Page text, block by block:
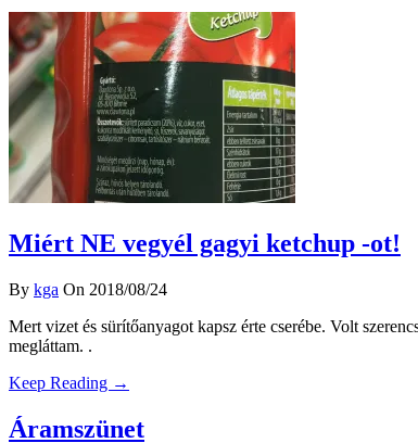
Miért NE vegyél gagyi ketchup -ot!
By kga On 2018/08/24
Mert vizet és sürítőanyagot kapsz érte cserébe. Volt
megláttam. .
Keep Reading →
Áramszünet